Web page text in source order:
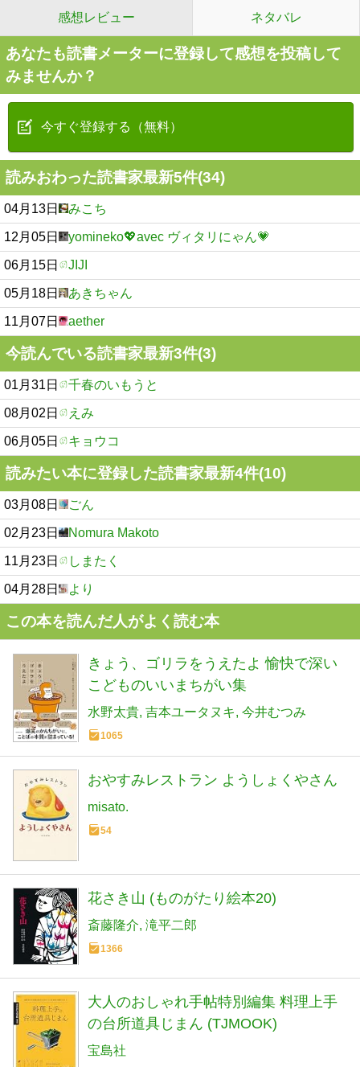
感想レビュー ネタバレ
あなたも読書メーターに登録して感想を投稿して
みませんか？
今すぐ登録する（無料）
読みおわった読書家最新5件(34)
04月13日 みこち
12月05日 yomineko💖avec ヴィタリにゃん💗
06月15日 JIJI
05月18日 あきちゃん
11月07日 aether
今読んでいる読書家最新3件(3)
01月31日 千春のいもうと
08月02日 えみ
06月05日 キョウコ
読みたい本に登録した読書家最新4件(10)
03月08日 ごん
02月23日 Nomura Makoto
11月23日 しまたく
04月28日 より
この本を読んだ人がよく読む本
きょう、ゴリラをうえたよ 愉快で深い
こどものいいまちがい集
水野太貴 吉本ユータヌキ 今井むつみ
1065
おやすみレストラン ようしょくやさん
misato.
54
花さき山 (ものがたり絵本20)
斎藤隆介 滝平二郎
1366
大人のおしゃれ手帖特別編集 料理上手
の台所道具じまん (TJMOOK)
宝島社